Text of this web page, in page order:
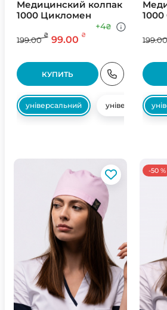
Медицинский колпак
1000 Цикломен
199.00
₴ 99.00 ₴
+4₴
КУПИТЬ
універсальний універсальний
199.00
-50 %